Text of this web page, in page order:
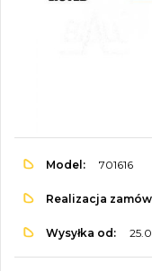
Model: 701616
Realizacja
Wysyłka od: